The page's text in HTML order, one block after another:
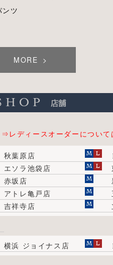
ツ
MORE
⇒レディースオーダーについて
秋葉原店
エソラ池袋店
赤坂店
アトレ亀戸店
吉祥寺店
横浜 ジョイナス店